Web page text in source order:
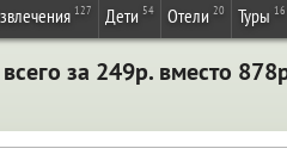
127 Дети 54 Отели 20 Туры 16
за 249р. вместо